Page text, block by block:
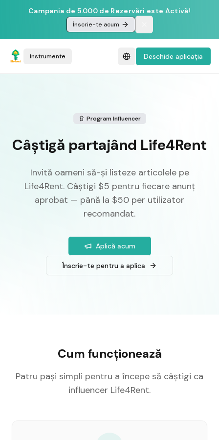
Campania de 5.000 de Rezervări este Activă!
Înscrie-te acum
Instrumente Deschide aplicația
Program Influencer
Câștigă partajând Life4Rent
Invită oameni să-și listeze articolele pe
Life4Rent. Câștigi $5 pentru fiecare anunț
aprobat — până la $50 per utilizator
recomandat.
Aplică acum
Înscrie-te pentru a aplica
Cum funcționează
Patru pași simpli pentru a începe să câștigi ca
influencer Life4Rent.